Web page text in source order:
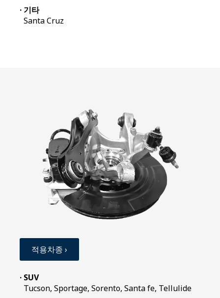
· 기타
Santa Cruz
적용차종 ›
· SUV
Tucson, Sportage, Sorento, Santa fe, Tellulide